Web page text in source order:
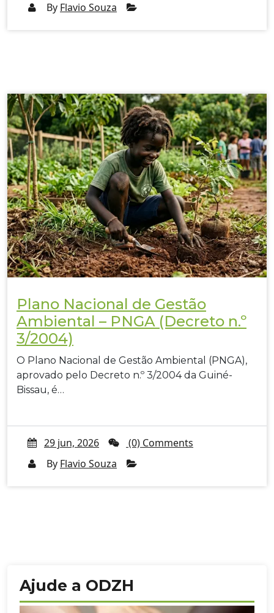
By Flavio Souza
Plano Nacional de Gestão
Ambiental – PNGA (Decreto n.º
3/2004)
O Plano Nacional de Gestão Ambiental (PNGA),
aprovado pelo Decreto n.º 3/2004 da Guiné-
Bissau, é…
29 jun, 2026
(0) Comments
By Flavio Souza
Ajude a ODZH